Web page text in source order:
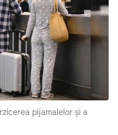
pijamalelor și a